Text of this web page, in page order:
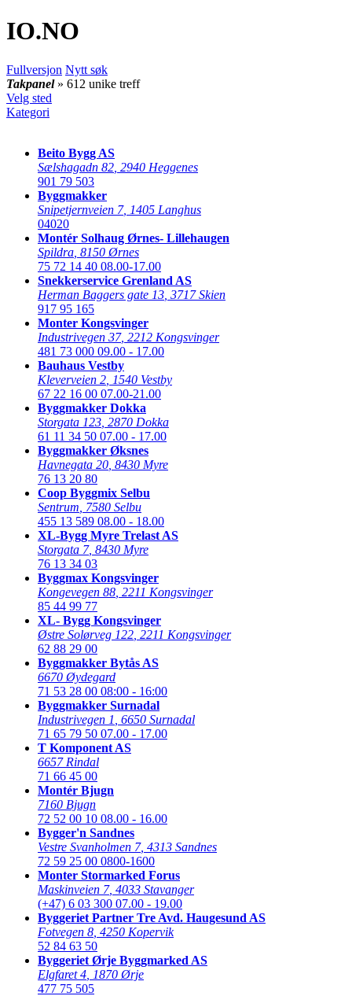
IO.NO
Fullversjon Nytt søk
Takpanel » 612 unike treff
Velg sted
Kategori
Beito Bygg AS
Sælshagadn 82 2940 Heggenes
901 79 503
Byggmakker
Snipetjernveien 7, 1405 Langhus
04020
Montér Solhaug Ørnes- Lillehaugen
Spildra 8150 Ørnes
75 72 14 40 08.00-17.00
Snekkerservice Grenland AS
Herman Baggers gate 13 3717 Skien
917 95 165
Monter Kongsvinger
Industrivegen 37, 2212 Kongsvinger
481 73 000 09.00 - 17.00
Bauhaus Vestby
Kleverveien 2 1540 Vestby
67 22 16 00 07.00-21.00
Byggmakker Dokka
Storgata 123 2870 Dokka
61 11 34 50 07.00 - 17.00
Byggmakker Øksnes
Havnegata 20 8430 Myre
76 13 20 80
Coop Byggmix Selbu
Sentrum 7580 Selbu
455 13 589 08.00 - 18.00
XL-Bygg Myre Trelast AS
Storgata 7, 8430 Myre
76 13 34 03
Byggmax Kongsvinger
Kongevegen 88 2211 Kongsvinger
85 44 99 77
XL- Bygg Kongsvinger
Østre Solørveg 122 2211 Kongsvinger
62 88 29 00
Byggmakker Bytås AS
6670 Øydegard
71 53 28 00 08:00 - 16:00
Byggmakker Surnadal
Industrivegen 1 6650 Surnadal
71 65 79 50 07.00 - 17.00
T Komponent AS
6657 Rindal
71 66 45 00
Montér Bjugn
7160 Bjugn
72 52 00 10 08.00 - 16.00
Bygger'n Sandnes
Vestre Svanholmen 7, 4313 Sandnes
72 59 25 00 0800-1600
Monter Stormarked Forus
Maskinveien 7, 4033 Stavanger
(+47) 6 03 300 07.00 - 19.00
Byggeriet Partner Tre Avd. Haugesund AS
Fotvegen 8 4250 Kopervik
52 84 63 50
Byggeriet Ørje Byggmarked AS
Elgfaret 4 1870 Ørje
477 75 505